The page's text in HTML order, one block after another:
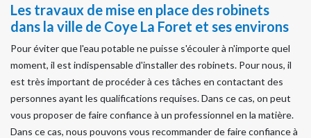
Les travaux de mise en place des robinets
dans la ville de Coye La Foret et ses environs
Pour éviter que l'eau potable ne puisse s'écouler à n'importe quel
moment, il est indispensable d'installer des robinets. Pour nous, il
est très important de procéder à ces tâches en contactant des
personnes ayant les qualifications requises. Dans ce cas, on peut
vous proposer de faire confiance à un professionnel en la matière.
Dans ce cas, nous pouvons vous recommander de faire confiance à